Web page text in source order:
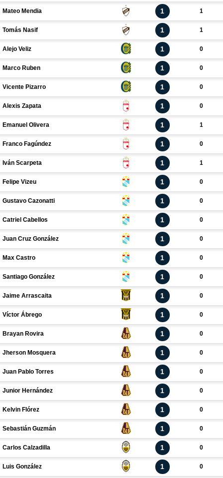
Mateo Mendia 1 1
Tomás Nasif 1 1
Alejo Veliz 1 0
Marco Ruben 1 0
Vicente Pizarro 1 0
Alexis Zapata 1 0
Emanuel Olivera 1 1
Franco Fagúndez 1 0
Iván Scarpeta 1 1
Felipe Vizeu 1 0
Gustavo Cazonatti 1 0
Catriel Cabellos 1 0
Juan Cruz González 1 0
Max Castro 1 0
Santiago González 1 0
Jaime Arrascaita 1 0
Víctor Ábrego 1 0
Brayan Rovira 1 0
Jherson Mosquera 1 0
Juan Pablo Torres 1 0
Junior Hernández 1 0
Kelvin Flórez 1 0
Sebastián Guzmán 1 0
Carlos Calzadilla 1 0
Luis González 1 0